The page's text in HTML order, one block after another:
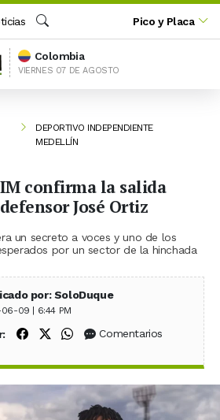
Buscar
Pico y Placa
Colombia
VIERNES 07 DE AGOSTO
DEPORTIVO INDEPENDIENTE
MEDELLÍN
confirma la salida
José Ortiz
un secreto a voces y uno de los
por un sector de la hinchada
por: SoloDuque
09 | 6:44 PM
Compartir en Facebook
Compartir en X (Twitter)
Compartir en WhatsApp
Comentarios